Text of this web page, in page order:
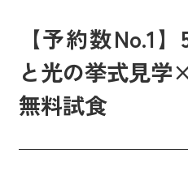
【予約数No.1
と光の挙式見学
無料試食